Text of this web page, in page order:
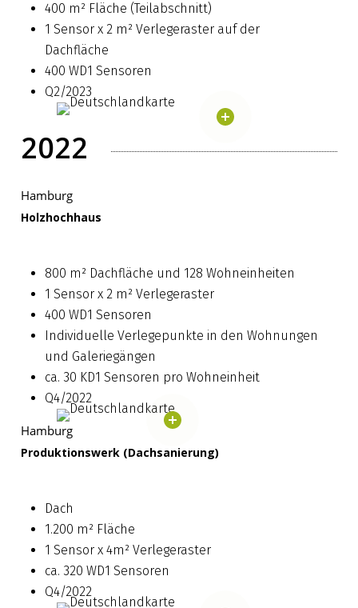
400 m² Fläche (Teilabschnitt)
1 Sensor x 2 m² Verlegeraster auf der
Dachfläche
400 WD1 Sensoren
Q2/2023
2022
Hamburg
Holzhochhaus
800 m² Dachfläche und 128 Wohneinheiten
1 Sensor x 2 m² Verlegeraster
400 WD1 Sensoren
Individuelle Verlegepunkte in den Wohnungen
und Galeriegängen
ca. 30 KD1 Sensoren pro Wohneinheit
Q4/2022
Hamburg
Produktionswerk (Dachsanierung)
Dach
1.200 m² Fläche
1 Sensor x 4m² Verlegeraster
ca. 320 WD1 Sensoren
Q4/2022